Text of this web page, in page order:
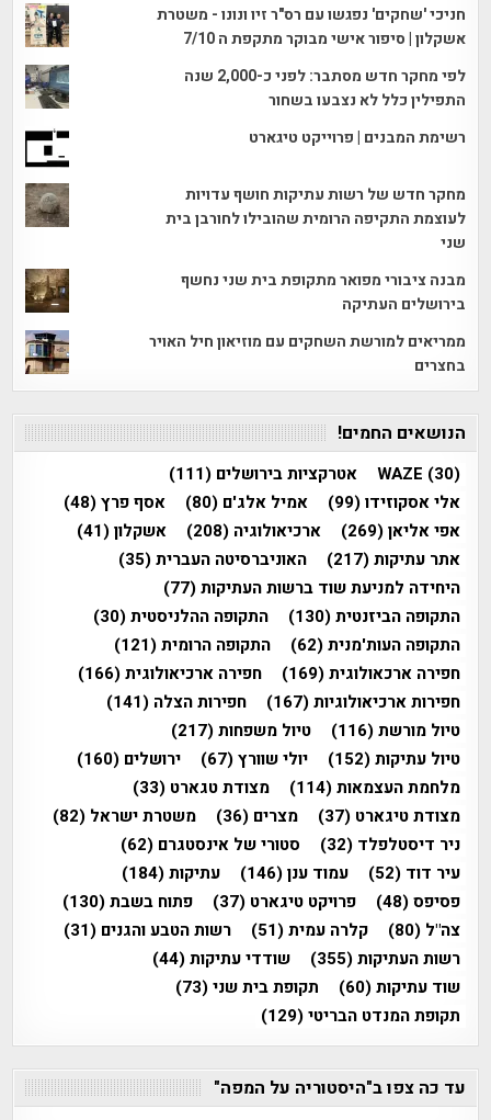
חניכי 'שחקים' נפגשו עם רס"ר זיו ונונו - משטרת
אשקלון | סיפור אישי מבוקר מתקפת ה 7/10
לפי מחקר חדש מסתבר: לפני כ-2,000 שנה
התפילין כלל לא נצבעו בשחור
רשימת המבנים | פרוייקט טיגארט
מחקר חדש של רשות עתיקות חושף עדויות
לעוצמת התקיפה הרומית שהובילו לחורבן בית
שני
מבנה ציבורי מפואר מתקופת בית שני נחשף
בירושלים העתיקה
ממריאים למורשת השחקים עם מוזיאון חיל האויר
בחצרים
הנושאים החמים!
WAZE (30) אטרקציות בירושלים (111)
אלי אסקוזידו(99) אמיל אלג'ם (80) אסף פרץ(48)
אפי אליאן(269) ארכיאולוגיה (208) אשקלון(41)
אתר עתיקות(217) האוניברסיטה העברית(35)
היחידה למניעת שוד ברשות העתיקות(77)
התקופה הביזנטית(130) התקופה ההלניסטית(30)
התקופה העות'מנית(62) התקופה הרומית(121)
חפירה ארכאולוגית(169) חפירה ארכיאולוגית(166)
חפירות ארכיאולוגיות(167) חפירות הצלה (141)
טיול מורשת(116) טיול משפחות(217)
טיול עתיקות(152) יולי שוורץ(67) ירושלים (160)
מלחמת העצמאות(114) מצודת טגארט (33)
מצודת טיגארט (37) מצרים (36) משטרת ישראל (82)
ניר דיסטלפלד (32) סטורי של אינסטגרם (62)
עיר דוד (52) עמוד ענן(146) עתיקות(184)
פסיפס(48) פרויקט טיגארט (37) פתוח בשבת(130)
צה"ל (80) קלרה עמית(51) רשות הטבע והגנים (31)
רשות העתיקות(355) שודדי עתיקות(44)
שוד עתיקות(60) תקופת בית שני(73)
תקופת המנדט הבריטי(129)
עד כה צפו ב"היסטוריה על המפה"